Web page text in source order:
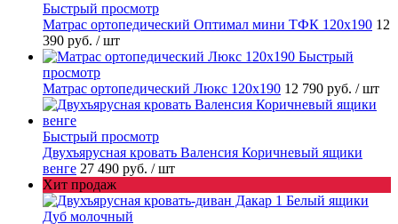
Быстрый просмотр
Матрас ортопедический Оптимал мини ТФК 120х190 12
390 руб. / шт
Быстрый
просмотр
Матрас ортопедический Люкс 120х190 12 790 руб. / шт
Быстрый просмотр
Двухъярусная кровать Валенсия Коричневый ящики
венге 27 490 руб. / шт
Хит продаж